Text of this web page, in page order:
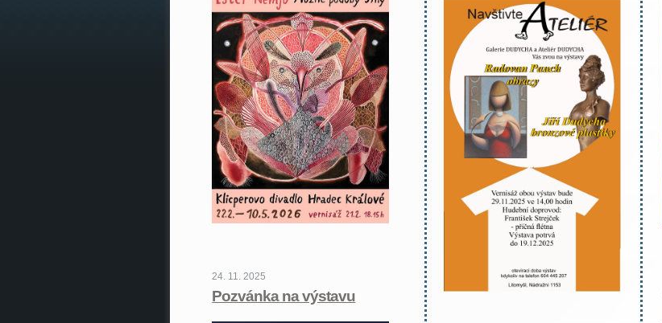
24. 11. 2025
Pozvánka na výstavu